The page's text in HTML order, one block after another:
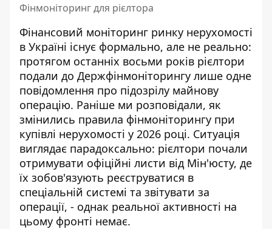
Фінмоніторинг для рієлтора
Фінансовий моніторинг ринку нерухомості
в Україні існує формально, але не реально:
протягом останніх восьми років рієлтори
подали до Держфінмоніторингу лише одне
повідомлення про підозрілу майнову
операцію. Раніше ми розповідали, як
змінились правила фінмоніторингу при
купівлі нерухомості у 2026 році. Ситуація
виглядає парадоксально: рієлтори почали
отримувати офіційні листи від Мін'юсту, де
їх зобов'язують реєструватися в
спеціальній системі та звітувати за
операції, - однак реальної активності на
цьому фронті немає.